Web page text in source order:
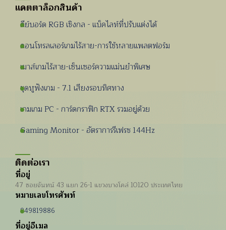
แคตตาล็อกสินค้า
คีย์บอร์ด RGB เชิงกล - แบ็คไลท์ที่ปรับแต่งได้
คอนโทรลเลอร์เกมไร้สาย-การใช้หลายแพลตฟอร์ม
เมาส์เกมไร้สาย-เซ็นเซอร์ความแม่นยำพิเศษ
ชุดหูฟังเกม - 7.1 เสียงรอบทิศทาง
เกมเกม PC - การ์ดกราฟิก RTX รวมอยู่ด้วย
Gaming Monitor - อัตราการรีเฟรช 144Hz
ติดต่อเรา
ที่อยู่
47 ซอยจันทน์ 43 แยก 26-1 แขวงบางโคล่ 10120 ประเทศไทย
หมายเลขโทรศัพท์
949819886
ที่อยู่อีเมล